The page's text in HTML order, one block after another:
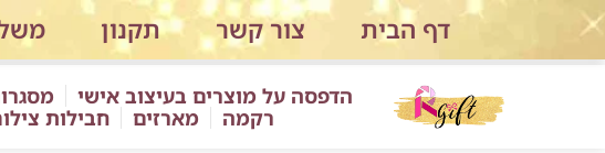
דילוג
לתוכן
דף הבית צור קשר תקנון
הדפסה על מוצרים בעיצוב אישי
רקמה
מארזים חבילות